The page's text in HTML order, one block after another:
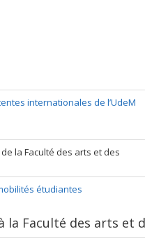
internationales de l’UdeM
de la Faculté des arts et des
étudiantes
la Faculté des arts et